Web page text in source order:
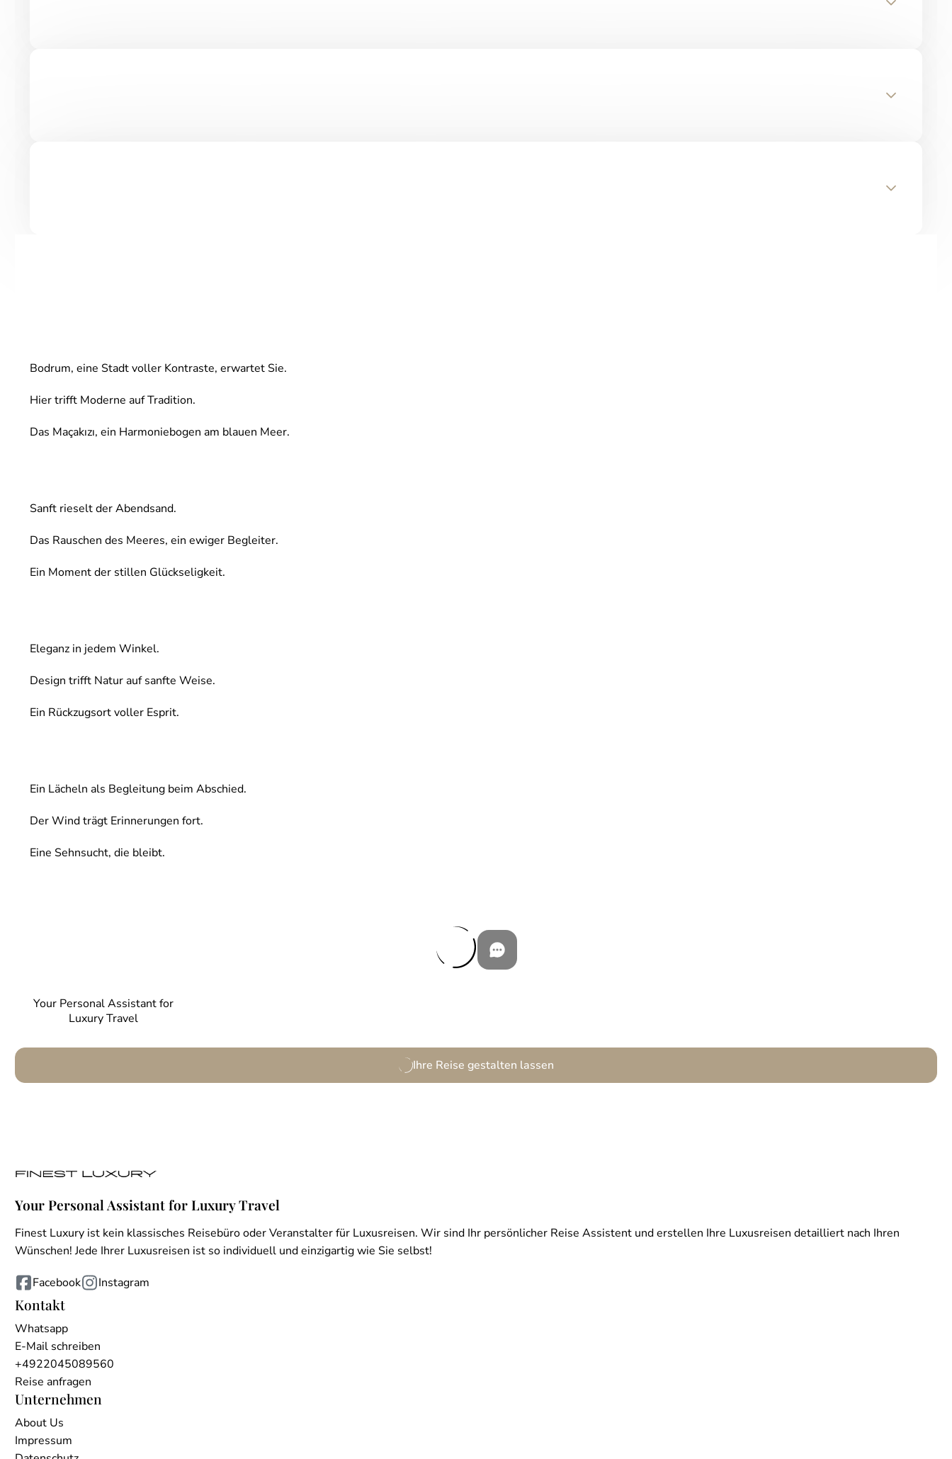
Your Personal Assistant for
Luxury Travel
Ihre Reise gestalten lassen
Bodrum, eine Stadt voller Kontraste, erwartet Sie.
Hier trifft Moderne auf Tradition.
Das Maçakızı, ein Harmoniebogen am blauen Meer.
Sanft rieselt der Abendsand.
Das Rauschen des Meeres, ein ewiger Begleiter.
Ein Moment der stillen Glückseligkeit.
Eleganz in jedem Winkel.
Design trifft Natur auf sanfte Weise.
Ein Rückzugsort voller Esprit.
Ein Lächeln als Begleitung beim Abschied.
Der Wind trägt Erinnerungen fort.
Eine Sehnsucht, die bleibt.
Your Personal Assistant for Luxury Travel
Finest Luxury ist kein klassisches Reisebüro oder Veranstalter für Luxusreisen. Wir sind Ihr persönlicher Reise Assistent und erstellen Ihre Luxusreisen detailliert nach Ihren
Wünschen! Jede Ihrer Luxusreisen ist so individuell und einzigartig wie Sie selbst!
Facebook Instagram
Kontakt
Whatsapp
E-Mail schreiben
+4922045089560
Reise anfragen
Unternehmen
About Us
Impressum